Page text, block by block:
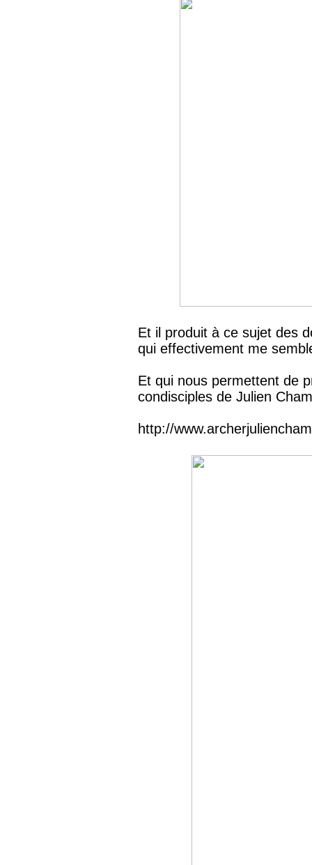
Et il produit à ce sujet des
qui effectivement me
Et qui nous permettent de
condisciples de Julien
http://